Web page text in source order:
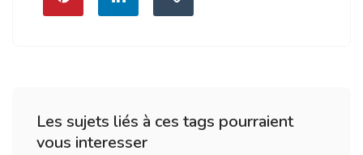
Les sujets liés à ces tags pourraient
vous interesser